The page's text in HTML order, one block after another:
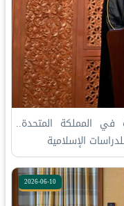
في المملكة المتحدة..
الإسلامية
2026-06-10